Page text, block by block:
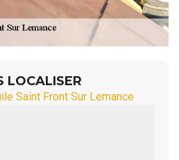
LOCALISER
Saint Front Sur Lemance